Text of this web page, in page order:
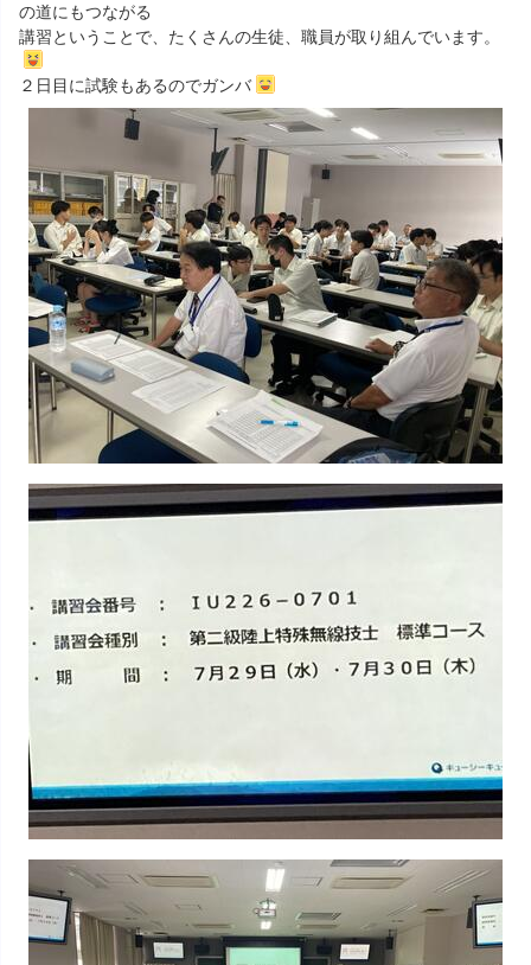
の道にもつながる
講習ということで、たくさんの生徒、職員が取り組んでいます。
２日目に試験もあるのでガンバ